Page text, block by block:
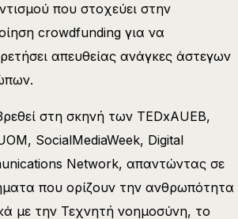
που στοχεύει στην
crowdfunding για να
απευθείας ανάγκες άστεγων
στη σκηνή των TEDxAUEB,
SocialMediaWeek, Digital
Network, απαντώντας σε
που ορίζουν την ανθρωπότητα
με την Τεχνητή νοημοσύνη, το